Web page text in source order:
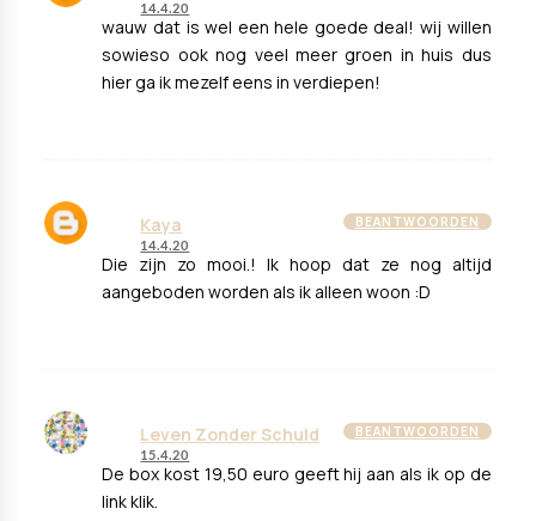
14.4.20
wauw dat is wel een hele goede deal! wij willen
sowieso ook nog veel meer groen in huis dus
hier ga ik mezelf eens in verdiepen!
Kaya
14.4.20
Die zijn zo mooi.! Ik hoop dat ze nog altijd
aangeboden worden als ik alleen woon :D
BEANTWOORDEN
Leven Zonder Schuld
15.4.20
De box kost 19,50 euro geeft hij aan als ik op de
link klik.
BEANTWOORDEN